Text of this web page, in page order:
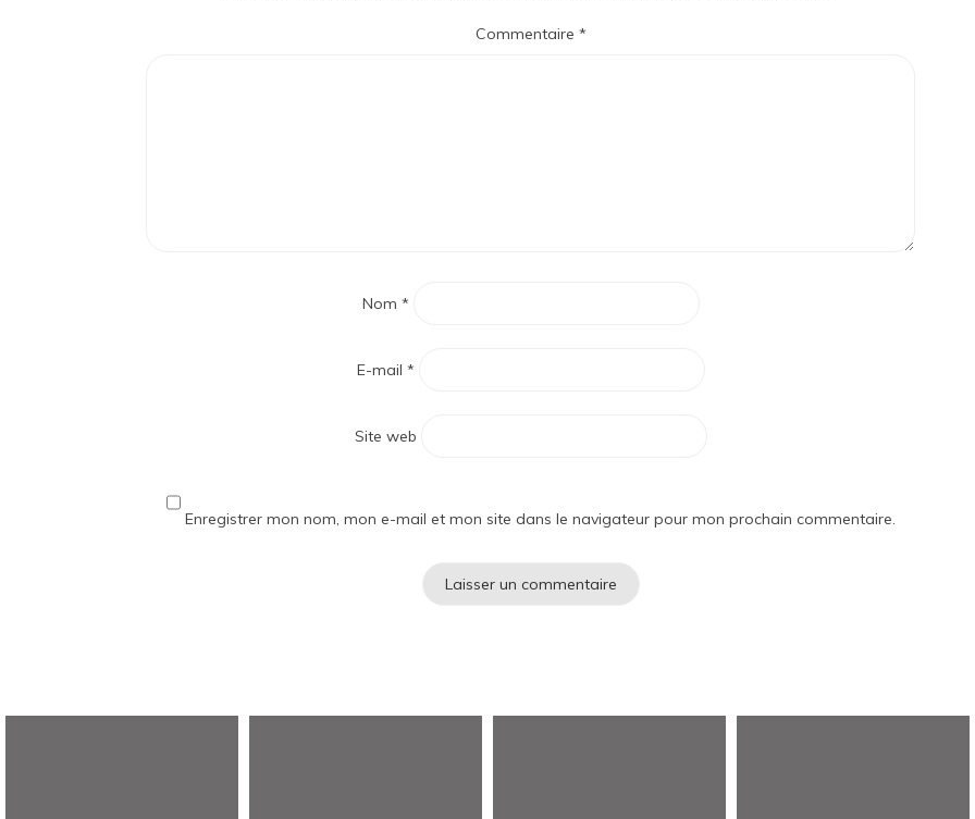
Commentaire *
Nom *
E-mail *
Site web
Enregistrer mon nom, mon e-mail et mon site dans le navigateur pour mon prochain commentaire.